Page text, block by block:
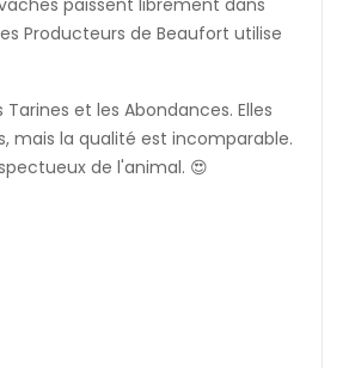
paissent librement dans
Producteurs de Beaufort utilise
et les Abondances. Elles
mais la qualité est incomparable.
de l'animal. 😍